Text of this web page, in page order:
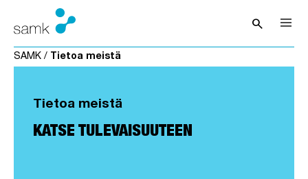
Siirry sisältöön
searchAvaa haku
SAMK / Tietoa meistä
Tietoa meistä
KATSE TULEVAISUUTEEN